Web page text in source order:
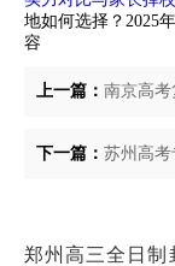
地如何选择？2025
容
上一篇： 南京高
下一篇： 苏州高考
郑州高三全日制